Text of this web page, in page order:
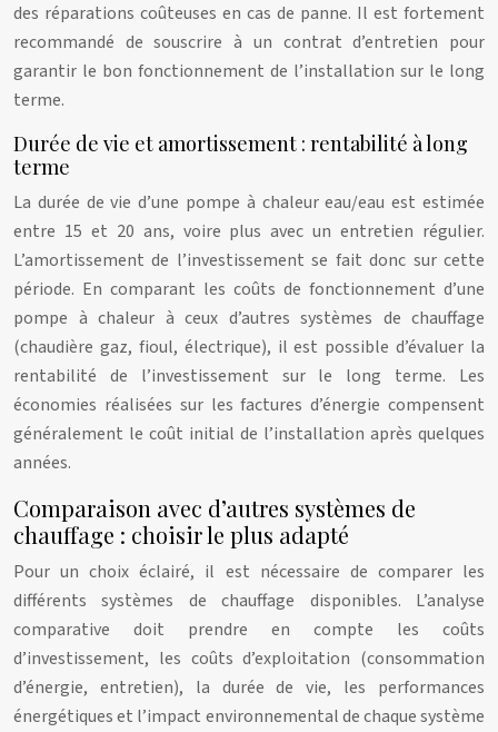
des réparations coûteuses en cas de panne. Il est fortement
recommandé de souscrire à un contrat d’entretien pour
garantir le bon fonctionnement de l’installation sur le long
terme.
Durée de vie et amortissement : rentabilité à long
terme
La durée de vie d’une pompe à chaleur eau/eau est estimée
entre 15 et 20 ans, voire plus avec un entretien régulier.
L’amortissement de l’investissement se fait donc sur cette
période. En comparant les coûts de fonctionnement d’une
pompe à chaleur à ceux d’autres systèmes de chauffage
(chaudière gaz, fioul, électrique), il est possible d’évaluer la
rentabilité de l’investissement sur le long terme. Les
économies réalisées sur les factures d’énergie compensent
généralement le coût initial de l’installation après quelques
années.
Comparaison avec d’autres systèmes de
chauffage : choisir le plus adapté
Pour un choix éclairé, il est nécessaire de comparer les
différents systèmes de chauffage disponibles. L’analyse
comparative doit prendre en compte les coûts
d’investissement, les coûts d’exploitation (consommation
d’énergie, entretien), la durée de vie, les performances
énergétiques et l’impact environnemental de chaque système